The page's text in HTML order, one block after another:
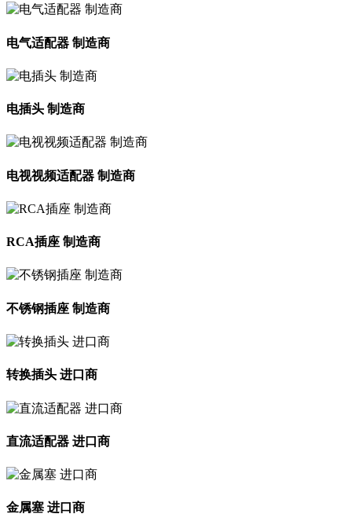
电气适配器 制造商
电插头 制造商
电视视频适配器 制造商
RCA插座 制造商
不锈钢插座 制造商
转换插头 进口商
直流适配器 进口商
金属塞 进口商